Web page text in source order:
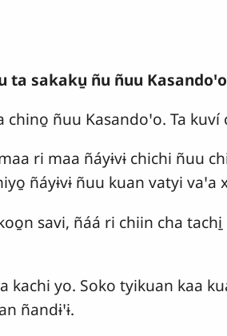
ta sakaku̱ ñu ñuu Kasandoꞌo
chino̱ ñuu Kasandoꞌo. Ta kuví
ri maa ñáyɨvɨ chichi ñuu
ñáyɨvɨ ñuu kuan vatyi vaꞌa
savi, ñáá ri chiin cha tachi̱
kachi yo. Soko tyikuan kaa
ñandɨꞌɨ.